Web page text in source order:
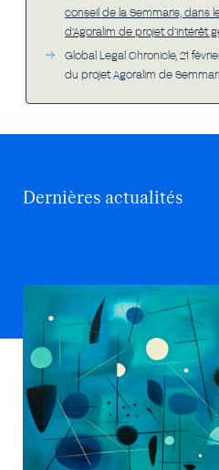
conseil de la Semmaris, dans
d’Agoralim de projet d’intérêt
Global Legal Chronicle, 21
du projet Agoralim de
Dernières actualités